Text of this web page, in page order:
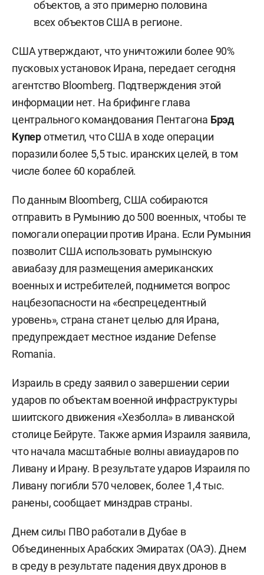
объектов, а это примерно половина
всех объектов США в регионе.
США утверждают, что уничтожили более 90%
пусковых установок Ирана, передает сегодня
агентство Bloomberg. Подтверждения этой
информации нет. На брифинге глава
центрального командования Пентагона Брэд
Куперотметил, что США в ходе операции
поразили более 5,5 тыс. иранских целей, в том
числе более 60 кораблей.
По данным Bloomberg, США собираются
отправить в Румынию до 500 военных, чтобы те
помогали операции против Ирана. Если Румыния
позволит США использовать румынскую
авиабазу для размещения американских
военных и истребителей, поднимется вопрос
нацбезопасности на «беспрецедентный
уровень», страна станет целью для Ирана,
предупреждает местное издание Defense
Romania.
Израиль в среду заявил о завершении серии
ударов по объектам военной инфраструктуры
шиитского движения «Хезболла» в ливанской
столице Бейруте. Также армия Израиля заявила,
что начала масштабные волны авиаударов по
Ливану и Ирану. В результате ударов Израиля по
Ливану погибли 570 человек, более 1,4 тыс.
ранены, сообщает минздрав страны.
Днем силы ПВО работали в Дубае в
Объединенных Арабских Эмиратах (ОАЭ). Днем
в среду в результате падения двух дронов в